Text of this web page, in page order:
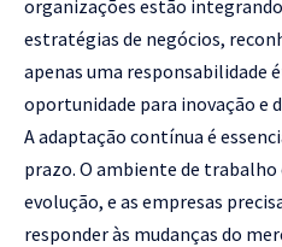
organizações estão
estratégias de negócios,
apenas uma responsabilidade
oportunidade para inovação e
A adaptação contínua é
prazo. O ambiente de
evolução, e as empresas
responder às mudanças do